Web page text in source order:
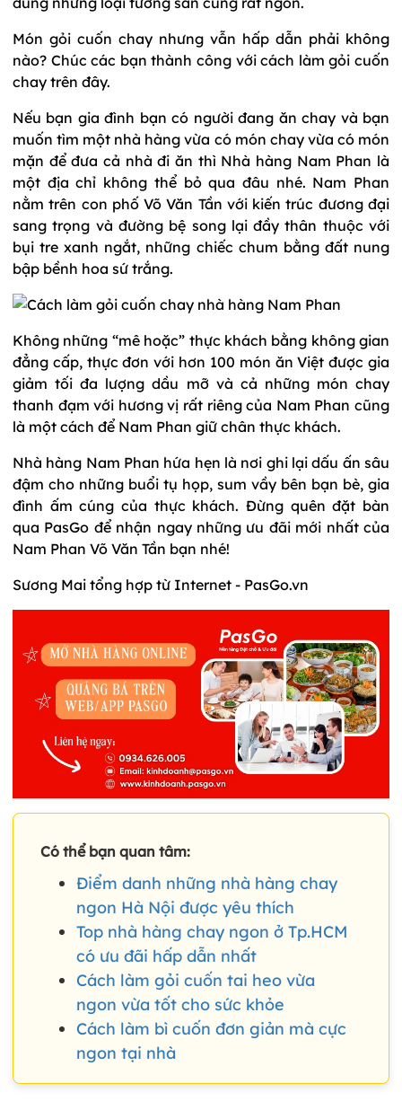
Món gỏi cuốn chay nhưng vẫn hấp dẫn phải không
nào? Chúc các bạn thành công với cách làm gỏi cuốn
chay trên đây.
Nếu bạn gia đình bạn có người đang ăn chay và bạn
muốn tìm một nhà hàng vừa có món chay vừa có món
mặn để đưa cả nhà đi ăn thì Nhà hàng Nam Phan là
một địa chỉ không thể bỏ qua đâu nhé. Nam Phan
nằm trên con phố Võ Văn Tần với kiến trúc đương đại
sang trọng và đường bệ song lại đầy thân thuộc với
bụi tre xanh ngắt, những chiếc chum bằng đất nung
bập bềnh hoa sứ trắng.
Không những “mê hoặc” thực khách bằng không gian
đẳng cấp, thực đơn với hơn 100 món ăn Việt được gia
giảm tối đa lượng dầu mỡ và cả những món chay
thanh đạm với hương vị rất riêng của Nam Phan cũng
là một cách để Nam Phan giữ chân thực khách.
Nhà hàng Nam Phan hứa hẹn là nơi ghi lại dấu ấn sâu
đậm cho những buổi tụ họp, sum vầy bên bạn bè, gia
đình ấm cúng của thực khách. Đừng quên đặt bàn
qua PasGo để nhận ngay những ưu đãi mới nhất của
Nam Phan Võ Văn Tần bạn nhé!
Sương Mai tổng hợp từ Internet - PasGo.vn
Có thể bạn quan tâm:
Điểm danh những nhà hàng chay
ngon Hà Nội được yêu thích
Top nhà hàng chay ngon ở Tp.HCM
có ưu đãi hấp dẫn nhất
Cách làm gỏi cuốn tai heo vừa
ngon vừa tốt cho sức khỏe
Cách làm bì cuốn đơn giản mà cực
ngon tại nhà